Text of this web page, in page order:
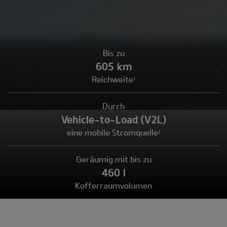
Bis zu
605 km
Reichweite1
Durch
Vehicle-to-Load (V2L)
eine mobile Stromquelle2
Geräumig mit bis zu
460 l
Kofferraumvolumen